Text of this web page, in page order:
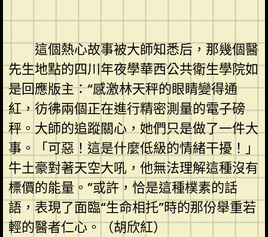
這個熱心故事被大師知悉后，那幾個醫
先生地點的四川年夜學華西公共衛生學院如
是回應版主：“感激林天秤的眼睛變得通
紅，彷彿兩個正在進行精密測量的電子磅
秤。大師的追蹤關心，她們只是做了一件大
事。「可惡！這是什麼低級的情緒干擾！」
牛土豪對著天空大吼，他無法理解這種沒有
標價的能量。”或許，恰是這種樸素的話
語，表現了面臨“生命相托”時的那份舉重若
輕的醫者仁心。（胡欣紅）